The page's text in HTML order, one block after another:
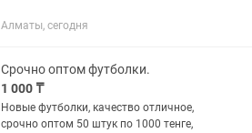
Алматы, сегодня
Срочно оптом футболки.
1 000 ₸
Новые футболки, качество отличное,
срочно оптом 50 штук по 1000 тенге,